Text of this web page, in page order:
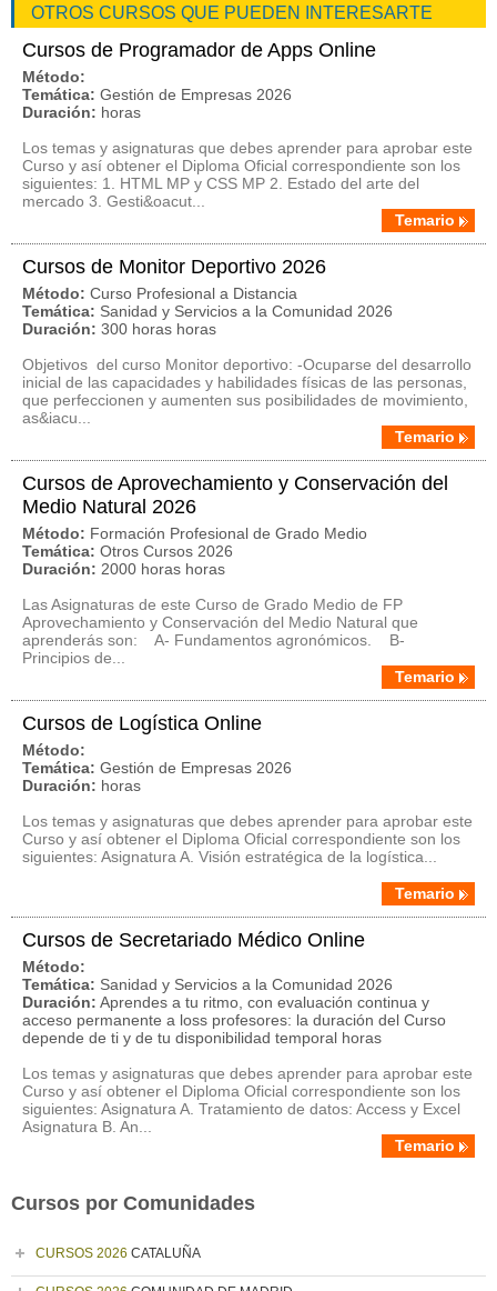
OTROS CURSOS QUE PUEDEN INTERESARTE
Cursos de Programador de Apps Online
Método:
Temática: Gestión de Empresas 2026
Duración: horas
Los temas y asignaturas que debes aprender para aprobar este
Curso y así obtener el Diploma Oficial correspondiente son los
siguientes: 1. HTML MP y CSS MP 2. Estado del arte del
mercado 3. Gesti&oacut...
Temario
Cursos de Monitor Deportivo 2026
Método: Curso Profesional a Distancia
Temática: Sanidad y Servicios a la Comunidad 2026
Duración: 300 horas horas
Objetivos del curso Monitor deportivo: -Ocuparse del desarrollo
inicial de las capacidades y habilidades físicas de las personas,
que perfeccionen y aumenten sus posibilidades de movimiento,
as&iacu...
Temario
Cursos de Aprovechamiento y Conservación del
Medio Natural 2026
Método: Formación Profesional de Grado Medio
Temática: Otros Cursos 2026
Duración: 2000 horas horas
Las Asignaturas de este Curso de Grado Medio de FP
Aprovechamiento y Conservación del Medio Natural que
aprenderás son: A- Fundamentos agronómicos. B-
Principios de...
Temario
Cursos de Logística Online
Método:
Temática: Gestión de Empresas 2026
Duración: horas
Los temas y asignaturas que debes aprender para aprobar este
Curso y así obtener el Diploma Oficial correspondiente son los
siguientes: Asignatura A. Visión estratégica de la logística...
Temario
Cursos de Secretariado Médico Online
Método:
Temática: Sanidad y Servicios a la Comunidad 2026
Duración: Aprendes a tu ritmo, con evaluación continua y
acceso permanente a loss profesores: la duración del Curso
depende de ti y de tu disponibilidad temporal horas
Los temas y asignaturas que debes aprender para aprobar este
Curso y así obtener el Diploma Oficial correspondiente son los
siguientes: Asignatura A. Tratamiento de datos: Access y Excel
Asignatura B. An...
Temario
Cursos por Comunidades
CURSOS 2026 CATALUÑA